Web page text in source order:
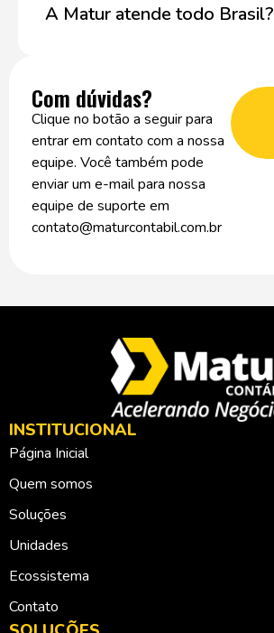
A Matur atende todo Brasil?
Com dúvidas?
Clique no botão a seguir para
entrar em contato com a nossa
equipe. Você também pode
enviar um e-mail para nossa
equipe de suporte em
contato@maturcontabil.com.br
INSTITUCIONAL
Página Inicial
Quem somos
Soluções
Unidades
Ecossistema
Contato